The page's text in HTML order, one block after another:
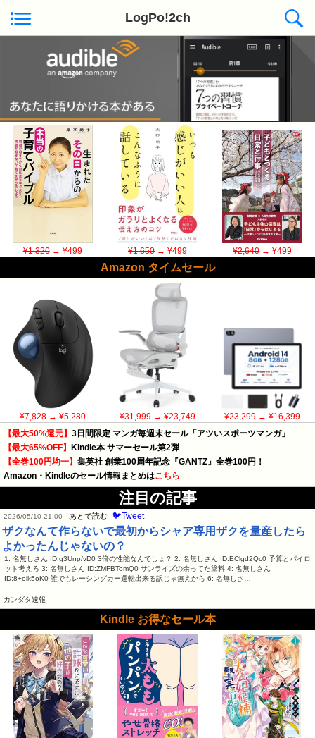
LogPo!2ch
Kindle日替わりセール ◆本日50冊が対象
¥1,320→ ¥499 ¥1,650→ ¥499 ¥2,640→ ¥499
Amazon タイムセール
¥7,828→ ¥5,280 ¥31,999→ ¥23,749 ¥23,299→ ¥16,399
【最大50%還元】 3日間限定 マンガ毎週末セール「アツいスポーツマンガ」
【最大65%OFF】 Kindle本 サマーセール第2弾
【全巻100円均一】 集英社 創業100周年記念『GANTZ』全巻100円！
Amazon・Kindleのセール情報まとめはこちら
注目の記事
2026/05/10 21:00 あとで読む 🐦Tweet
ザクなんて作らないで最初からシャア専用ザクを量産したら
よかったんじゃないの？
1: 名無しさん ID:g3Unp/vD0 3倍の性能なんでしょ？ 2: 名無しさん ID:EClgd2Qc0 予算とパイロ
ット考えろ 3: 名無しさん ID:ZMFBTomQ0 サンライズの余ってた塗料 4: 名無しさん
ID:8+eik5oK0 誰でもレーシングカー運転出来る訳じゃ無えから 6: 名無しさ…
カンダタ速報
Kindle お得なセール本